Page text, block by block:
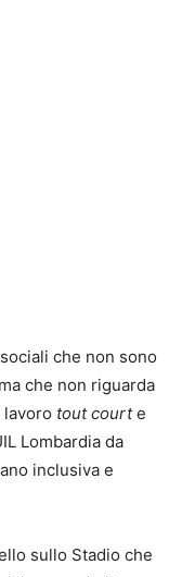
che non sono
che non riguarda
tout courte
Lombardia da
inclusiva e
sullo Stadio che